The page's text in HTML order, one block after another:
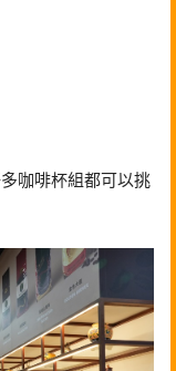
咖啡杯組都可以挑